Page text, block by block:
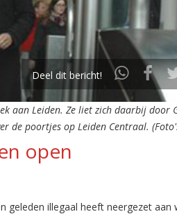
Deel dit bericht!
aan Leiden. Ze liet zich daarbij
de poortjes op Leiden Centraal.
open
geleden illegaal heeft neergezet aan